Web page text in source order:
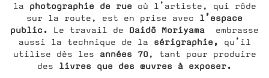
la photographie de rue
où l’artiste, qui rôde
sur la route, est en prise avec l’espace
public.
Le travail de Daidõ Moriyama embrasse
aussi la technique de la sérigraphie,
qu’il
utilise dès les années 70, tant pour produire
des livres que des œuvres à exposer.